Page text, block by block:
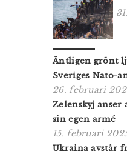
Äntligen grönt
Sveriges Nato-
26. februari
Zelenskyj anser
sin egen armé
15. februari
Ukraina avstår